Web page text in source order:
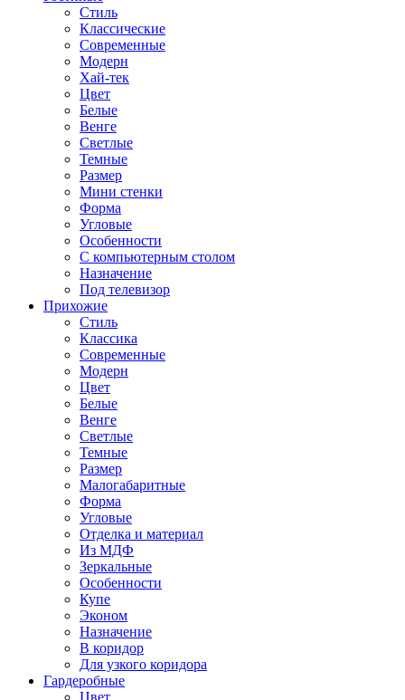
Стиль
Классические
Современные
Модерн
Хай-тек
Цвет
Белые
Венге
Светлые
Темные
Размер
Мини стенки
Форма
Угловые
Особенности
С компьютерным столом
Назначение
Под телевизор
Прихожие
Стиль
Классика
Современные
Модерн
Цвет
Белые
Венге
Светлые
Темные
Размер
Малогабаритные
Форма
Угловые
Отделка и материал
Из МДФ
Зеркальные
Особенности
Купе
Эконом
Назначение
В коридор
Для узкого коридора
Гардеробные
Цвет